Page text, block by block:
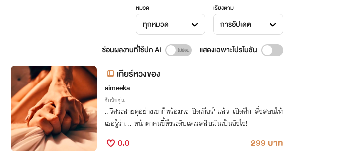
หมวด
ทุกหมวด
เรียงตาม
การอัปเดต
ซ่อนผลงานที่ใช้ปก AI แสดงเฉพาะโปรโมชัน
เกียร์หวงของ
aimeeka
รักวัยรุ่น
.. วิศวะสายดุอย่างเขาก็พร้อมจะ 'ปิดเกียร์' แล้ว 'เปิดศึก' สั่งสอนให้
เธอรู้ว่า... หน้าตาคนขี้หึงระดับเลเวลสิบมันเป็นยังไง!
0.0 299 บาท